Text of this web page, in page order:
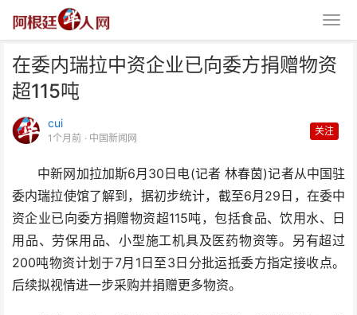
在委内瑞拉中资企业已向委方捐赠物资
超115吨
cui
1个月前 · 中国新闻网
关注
中新网加拉加斯6月30日电(记者 林春茵)记者从中国驻
委内瑞拉使馆了解到，据初步统计，截至6月29日，在委中
资企业已向委方捐赠物资超115吨，包括食品、饮用水、日
用品、劳保用品、小型施工机具及医药物资等。另有超过
200吨物资计划于7月1日至3日分批运抵委方指定接收点。
后续拟视情进一步采购并捐赠更多物资。
在委内瑞拉中资企业已向委方捐赠
物资超115吨